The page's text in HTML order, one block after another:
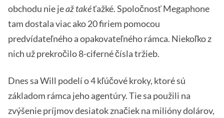
obchodu nie jeaž takéťažké. Spoločnosť Megaphone
tam dostala viac ako 20 firiem pomocou
predvídateľného a opakovateľného rámca. Niekoľko z
nich už prekročilo 8-ciferné čísla tržieb.
Dnes sa Will podelí o 4 kľúčové kroky, ktoré sú
základom rámca jeho agentúry. Tie sa použili na
zvýšenie príjmov desiatok značiek na milióny dolárov,